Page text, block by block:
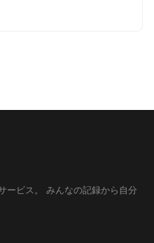
ービス。
みんなの記録から自分